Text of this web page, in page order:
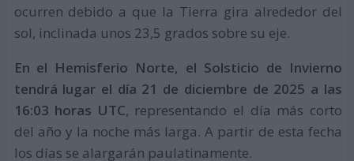
ocurren debido a que la Tierra gira alrededor del
sol, inclinada unos 23,5 grados sobre su eje.
En el Hemisferio Norte, el Solsticio de Invierno
tendrá lugar el día 21 de diciembre de 2025 a las
16:03 horas UTC, representando el día más corto
del año y la noche más larga. A partir de esta fecha
los días se alargarán paulatinamente.